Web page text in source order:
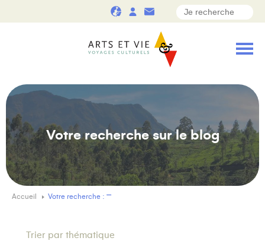
Votre recherche sur le blog
Accueil Votre recherche : ""
Trier par thématique